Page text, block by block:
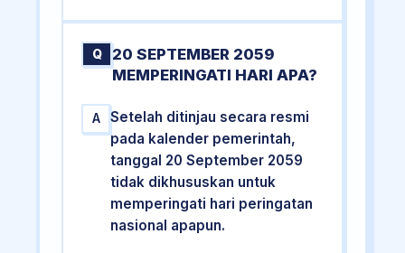
Q
20 SEPTEMBER 2059
MEMPERINGATI HARI APA?
A
Setelah ditinjau secara resmi
pada kalender pemerintah,
tanggal 20 September 2059
tidak dikhususkan untuk
memperingati hari peringatan
nasional apapun.